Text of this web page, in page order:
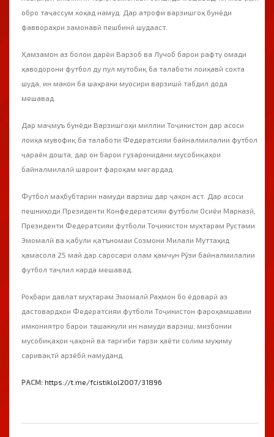
обро таҷассум хоҳад намуд. Дар атрофи варзишгоҳ бунёди
фаввораҳои замонавӣ пешбинӣ шудааст.
Ҳамзамон аз болои дарёи Варзоб ва Лучоб барои рафту омади
ҳаводорони футбол ду пул мутобиқ ба талаботи лоиҳавӣ сохта
шуда, ин макон ба шаҳраки муосири варзишӣ табдил дода
мешавад.
Дар маҷмуъ бунёди Варзишгоҳи миллии Тоҷикистон дар асоси
лоиҳа мувофиқ ба талаботи Федератсияи байналмилалии футбол
ҷараён дошта, дар он барои гузаронидани мусобиқаҳои
байналмилалӣ шароит фароҳам мегардад.
Футбол маҳбубтарин намуди варзиш дар ҷаҳон аст. Дар асоси
пешниҳоди Президенти Конфедератсияи футболи Осиёи Марказӣ,
Президенти Федератсияи футболи Тоҷикистон муҳтарам Рустами
Эмомалӣ ва қабули қатъномаи Созмони Милали Муттаҳид
ҳамасола 25 май дар саросари олам ҳамчун Рӯзи байналмилалии
футбол таҷлил карда мешавад.
Роҳбари давлат муҳтарам Эмомалӣ Раҳмон бо ёдоварӣ аз
дастовардҳои Федератсияи футболи Тоҷикистон фароҳамшавии
имкониятро барои ташаккули ин намуди варзиш, мизбонии
мусобиқаҳои ҷаҳонӣ ва тарғиби тарзи ҳаёти солим муҳиму
саривақтӣ арзёбӣ намуданд.
РАСМ: https://t.me/fcistiklol2007/31896